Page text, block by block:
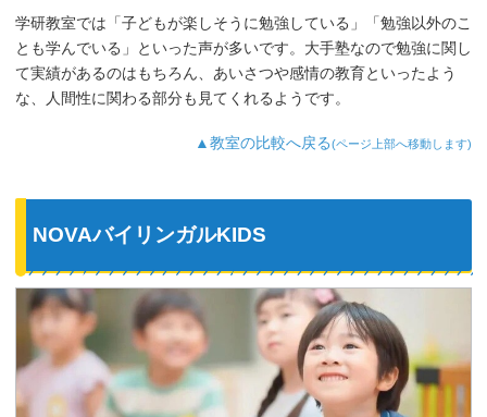
学研教室では「子どもが楽しそうに勉強している」「勉強以外のこ
とも学んでいる」といった声が多いです。大手塾なので勉強に関し
て実績があるのはもちろん、あいさつや感情の教育といったよう
な、人間性に関わる部分も見てくれるようです。
▲教室の比較へ戻る(ページ上部へ移動します)
NOVAバイリンガルKIDS